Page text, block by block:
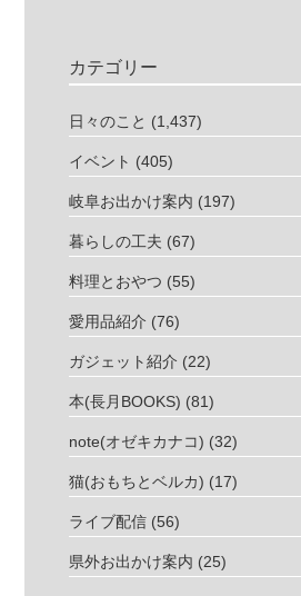
カテゴリー
日々のこと (1,437)
イベント (405)
岐阜お出かけ案内 (197)
暮らしの工夫 (67)
料理とおやつ (55)
愛用品紹介 (76)
ガジェット紹介 (22)
本(長月BOOKS) (81)
note(オゼキカナコ) (32)
猫(おもちとベルカ) (17)
ライブ配信 (56)
県外お出かけ案内 (25)